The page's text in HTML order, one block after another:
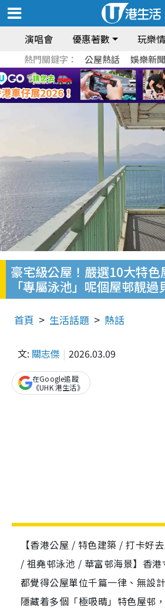
演唱會 優惠著數 玩樂
熱門關鍵字： 公屋熱話 娛樂新聞
豪宅級公屋！嚴選10大特
「專屬泳池」呢個屋邨靚過
首頁 生活話題 熱話
文: 關志傑 2026.03.09
在Google追蹤
《UHK 港生活》
【香港公屋 / 特色建築 / 打卡好
/ 祖堯邨泳池 / 華富邨海景】香港
都覺得公屋單位千篇一律、無設
隱藏着多個「極吸晴」特色屋邨